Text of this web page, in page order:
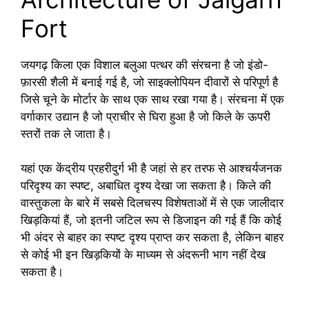
Fort
जयगढ़ किला एक विशाल बलुआ पत्थर की संरचना है जो इंडो-
फ़ारसी शैली में बनाई गई है, जो साइक्लोपियन दीवारों से परिपूर्ण है
जिसे चूने के मोर्टार के साथ एक साथ रखा गया है। संरचना में एक
वर्गाकार उद्यान है जो प्राचीर से घिरा हुआ है जो किले के ऊपरी
स्तरों तक ले जाता है।
यहां एक केंद्रीय प्रहरीदुर्ग भी है जहां से हर तरफ से आश्चर्यजनक
परिदृश्य का स्पष्ट, अबाधित दृश्य देखा जा सकता है। किले की
वास्तुकला के बारे में सबसे दिलचस्प विशेषताओं में से एक जालीदार
खिड़कियां हैं, जो इतनी जटिल रूप से डिजाइन की गई हैं कि कोई
भी अंदर से बाहर का स्पष्ट दृश्य प्राप्त कर सकता है, लेकिन बाहर
से कोई भी इन खिड़कियों के माध्यम से अंदरूनी भाग नहीं देख
सकता है।